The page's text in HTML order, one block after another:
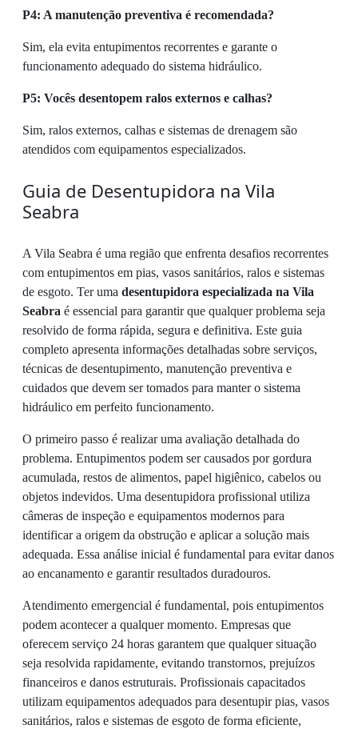
P4: A manutenção preventiva é recomendada?
Sim, ela evita entupimentos recorrentes e garante o
funcionamento adequado do sistema hidráulico.
P5: Vocês desentopem ralos externos e calhas?
Sim, ralos externos, calhas e sistemas de drenagem são
atendidos com equipamentos especializados.
Guia de Desentupidora na Vila
Seabra
A Vila Seabra é uma região que enfrenta desafios recorrentes
com entupimentos em pias, vasos sanitários, ralos e sistemas
de esgoto. Ter uma desentupidora especializada na Vila
Seabra é essencial para garantir que qualquer problema seja
resolvido de forma rápida, segura e definitiva. Este guia
completo apresenta informações detalhadas sobre serviços,
técnicas de desentupimento, manutenção preventiva e
cuidados que devem ser tomados para manter o sistema
hidráulico em perfeito funcionamento.
O primeiro passo é realizar uma avaliação detalhada do
problema. Entupimentos podem ser causados por gordura
acumulada, restos de alimentos, papel higiênico, cabelos ou
objetos indevidos. Uma desentupidora profissional utiliza
câmeras de inspeção e equipamentos modernos para
identificar a origem da obstrução e aplicar a solução mais
adequada. Essa análise inicial é fundamental para evitar danos
ao encanamento e garantir resultados duradouros.
Atendimento emergencial é fundamental, pois entupimentos
podem acontecer a qualquer momento. Empresas que
oferecem serviço 24 horas garantem que qualquer situação
seja resolvida rapidamente, evitando transtornos, prejuízos
financeiros e danos estruturais. Profissionais capacitados
utilizam equipamentos adequados para desentupir pias, vasos
sanitários, ralos e sistemas de esgoto de forma eficiente,